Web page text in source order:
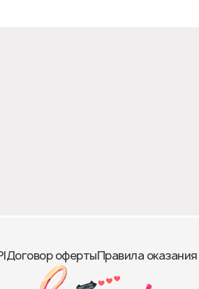
Договор офертыПравила оказания